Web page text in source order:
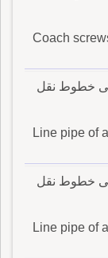
Coach
فى خطوط نقل
Line pipe of
فى خطوط نقل
Line pipe of